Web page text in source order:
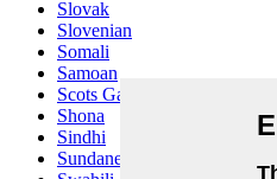
Slovak
Slovenian
Somali
Samoan
Scots Gaelic
Shona
Sindhi
Sundanese